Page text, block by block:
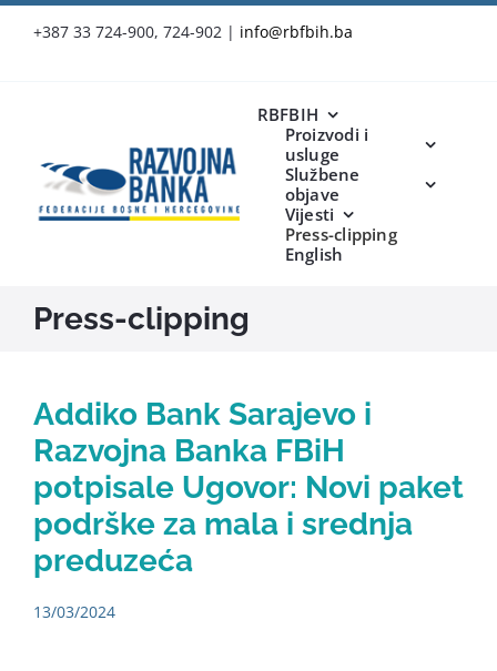
+387 33 724-900, 724-902 | info@rbfbih.ba
RBFBIH
Proizvodi i
usluge
Službene
objave
Vijesti
Press-clipping
English
Press-clipping
Addiko Bank Sarajevo i
Razvojna Banka FBiH
potpisale Ugovor: Novi paket
podrške za mala i srednja
preduzeća
13/03/2024